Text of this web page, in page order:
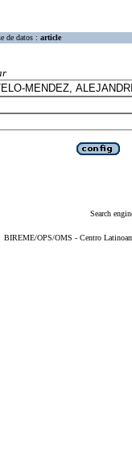
de datos : article
Search
BIREME/OPS/OMS - Centro